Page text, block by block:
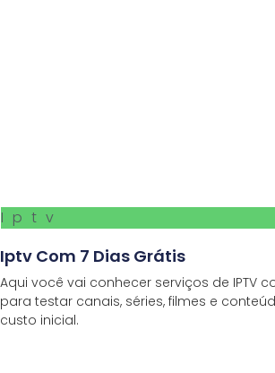
Iptv
Iptv Com 7 Dias Grátis
Aqui você vai conhecer serviços de IPTV
para testar canais, séries, filmes e
custo inicial.